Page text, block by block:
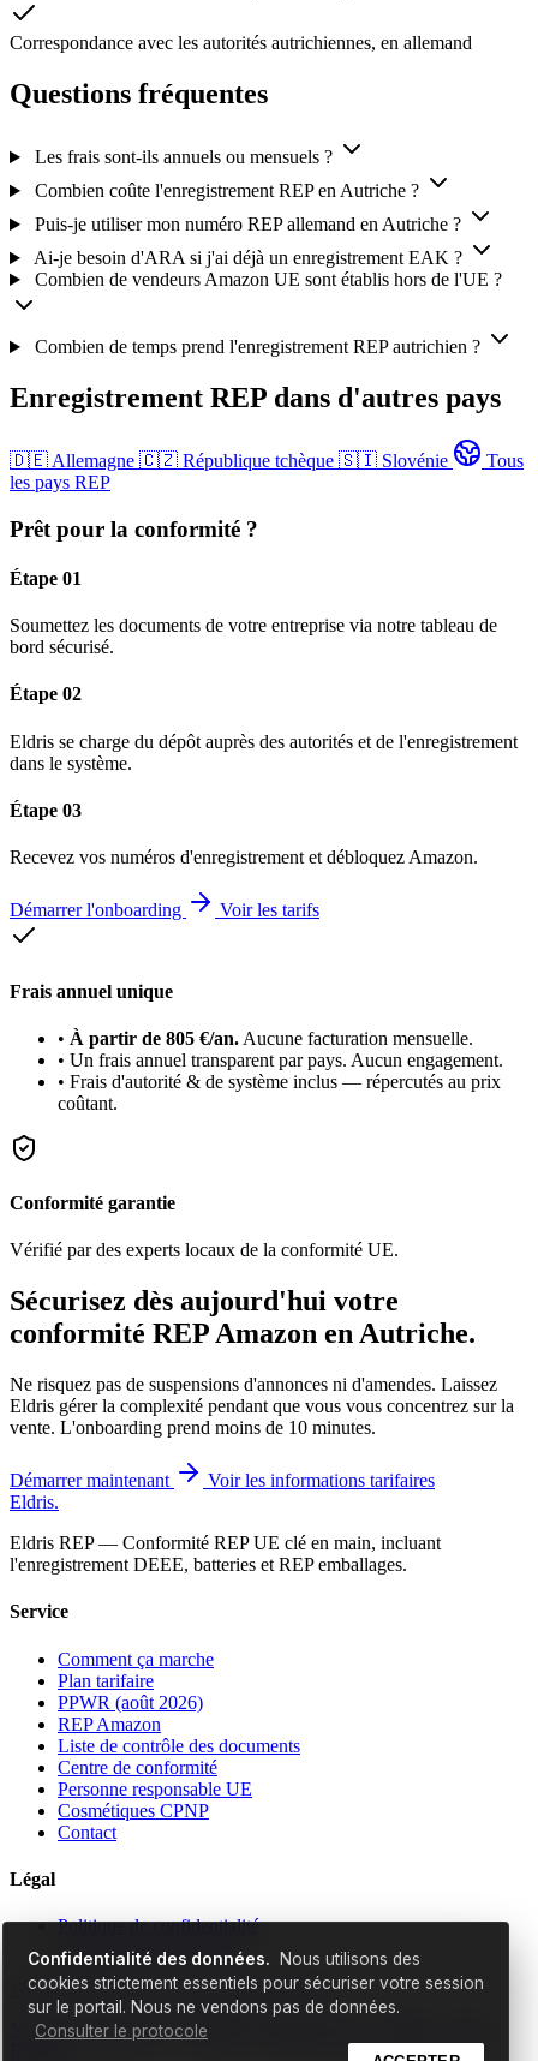
Correspondance avec les autorités autrichiennes, en allemand
Questions fréquentes
Les frais sont-ils annuels ou mensuels ?
Combien coûte l'enregistrement REP en Autriche ?
Puis-je utiliser mon numéro REP allemand en Autriche ?
Ai-je besoin d'ARA si j'ai déjà un enregistrement EAK ?
Combien de vendeurs Amazon UE sont établis hors de l'UE ?
Combien de temps prend l'enregistrement REP autrichien ?
Enregistrement REP dans d'autres pays
🇩🇪 Allemagne 🇨🇿 République tchèque 🇸🇮 Slovénie
Tous
les pays REP
Prêt pour la conformité ?
Étape 01
Soumettez les documents de votre entreprise via notre tableau de
bord sécurisé.
Étape 02
Eldris se charge du dépôt auprès des autorités et de l'enregistrement
dans le système.
Étape 03
Recevez vos numéros d'enregistrement et débloquez Amazon.
Démarrer l'onboarding Voir les tarifs
Frais annuel unique
• À partir de 805 €/an. Aucune facturation mensuelle.
• Un frais annuel transparent par pays. Aucun engagement.
• Frais d'autorité & de système inclus — répercutés au prix
coûtant.
Conformité garantie
Vérifié par des experts locaux de la conformité UE.
Sécurisez dès aujourd'hui votre
conformité REP Amazon enAutriche.
Ne risquez pas de suspensions d'annonces ni d'amendes. Laissez
Eldris gérer la complexité pendant que vous vous concentrez sur la
vente. L'onboarding prend moins de 10 minutes.
Démarrer maintenant
Voir les informations tarifaires
Eldris.
Eldris REP — Conformité REP UE clé en main, incluant
l'enregistrement DEEE, batteries et REP emballages.
Service
Comment ça marche
Plan tarifaire
PPWR (août 2026)
REP Amazon
Liste de contrôle des documents
Centre de conformité
Personne responsable UE
Cosmétiques CPNP
Contact
Légal
Politique de confidentialité
Conditions d'utilisation
>
© 2026 EldrisAi OÜ. Tous droits réservés.
N° d'enregistrement : 17298529 | Ruunaoja tn 3, Tallinn, 11415,
Confidentialité des données.
Nous utilisons des
cookies strictement essentiels pour sécuriser votre session
sur le portail. Nous ne vendons pas de données.
Consulter le protocole